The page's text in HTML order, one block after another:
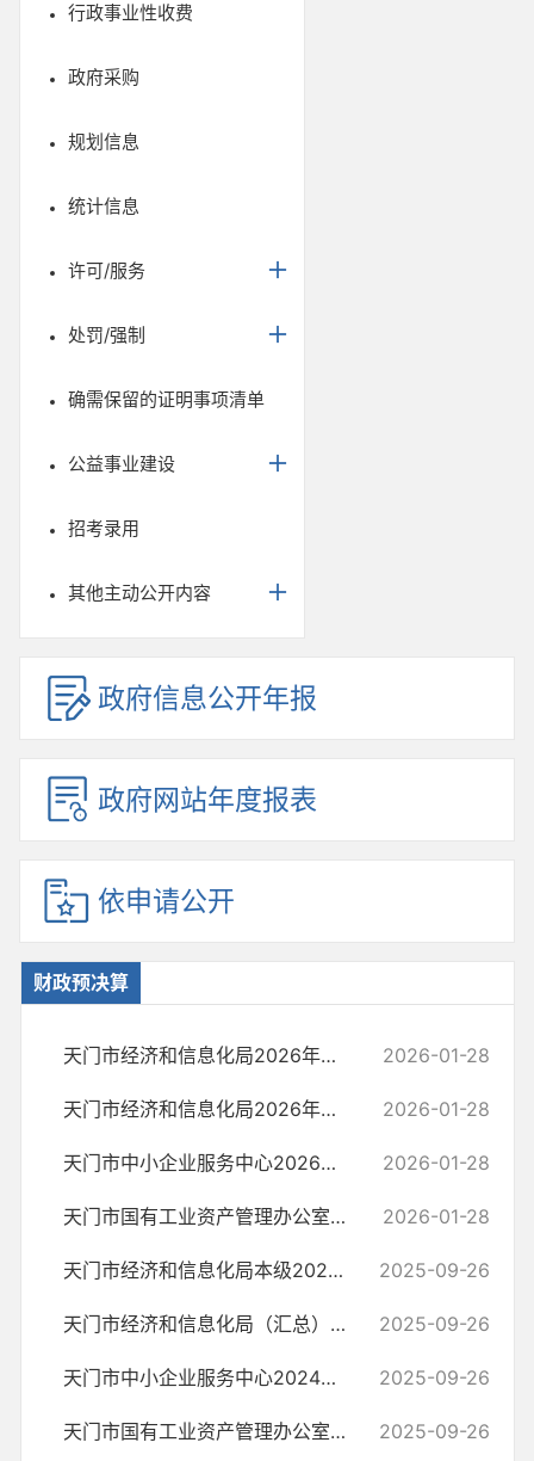
行政事业性收费
政府采购
规划信息
统计信息
许可/服务
处罚/强制
确需保留的证明事项清单
公益事业建设
招考录用
其他主动公开内容
政府信息公开年报
政府网站年度报表
依申请公开
财政预决算
天门市经济和信息化局2026年部门预算公开（汇总） 2026-01-28
天门市经济和信息化局2026年部门预算公开（本级） 2026-01-28
天门市中小企业服务中心2026年部门预算公开 2026-01-28
天门市国有工业资产管理办公室2026年部门预算公开 2026-01-28
天门市经济和信息化局本级2024年度部门决算公开 2025-09-26
天门市经济和信息化局（汇总）2024年度部门决算公开 2025-09-26
天门市中小企业服务中心2024年度部门决算公开 2025-09-26
天门市国有工业资产管理办公室2024年度部门决算公开 2025-09-26